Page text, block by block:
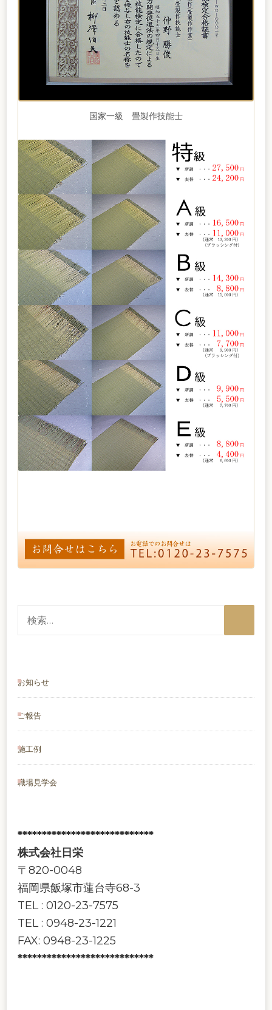
国家一級 畳製作技能士
お知らせ
ご報告
施工例
職場見学会
****************************
株式会社日栄
〒820-0048
福岡県飯塚市蓮台寺68-3
TEL : 0120-23-7575
TEL : 0948-23-1221
FAX: 0948-23-1225
****************************